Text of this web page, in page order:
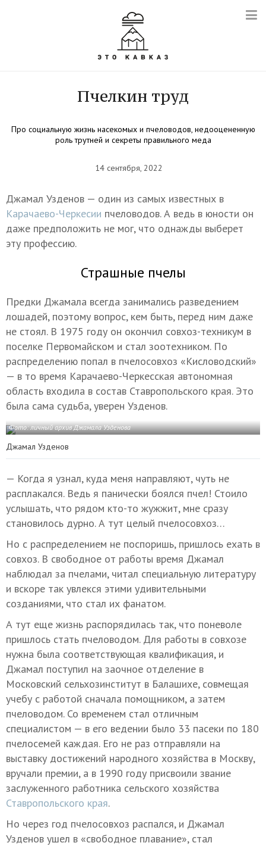
Пчелкин труд
Про социальную жизнь насекомых и пчеловодов, недооцененную
роль трутней и секреты правильного меда
14 сентября, 2022
Джамал Узденов — один из самых известных в
Карачаево-Черкесии пчеловодов. А ведь в юности он
даже предположить не мог, что однажды выберет
эту профессию.
Страшные пчелы
Предки Джамала всегда занимались разведением
лошадей, поэтому вопрос, кем быть, перед ним даже
не стоял. В 1975 году он окончил совхоз-техникум в
поселке Первомайском и стал зоотехником. По
распределению попал в пчелосовхоз «Кисловодский»
— в то время Карачаево-Черкесская автономная
область входила в состав Ставропольского края. Это
была сама судьба, уверен Узденов.
Фото: личный архив Джамала Узденова
Джамал Узденов
— Когда я узнал, куда меня направляют, чуть не
расплакался. Ведь я панически боялся пчел! Стоило
услышать, что рядом кто-то жужжит, мне сразу
становилось дурно. А тут целый пчелосовхоз…
Но с распределением не поспоришь, пришлось ехать в
совхоз. В свободное от работы время Джамал
наблюдал за пчелами, читал специальную литературу
и вскоре так увлекся этими удивительными
созданиями, что стал их фанатом.
А тут еще жизнь распорядилась так, что поневоле
пришлось стать пчеловодом. Для работы в совхозе
нужна была соответствующая квалификация, и
Джамал поступил на заочное отделение в
Московский сельхозинститут в Балашихе, совмещая
учебу с работой сначала помощником, а затем
пчеловодом. Со временем стал отличным
специалистом — в его ведении было 33 пасеки по 180
пчелосемей каждая. Его не раз отправляли на
выставку достижений народного хозяйства в Москву,
вручали премии, а в 1990 году присвоили звание
заслуженного работника сельского хозяйства
Ставропольского края.
Но через год пчелосовхоз распался, и Джамал
Узденов ушел в «свободное плавание», стал